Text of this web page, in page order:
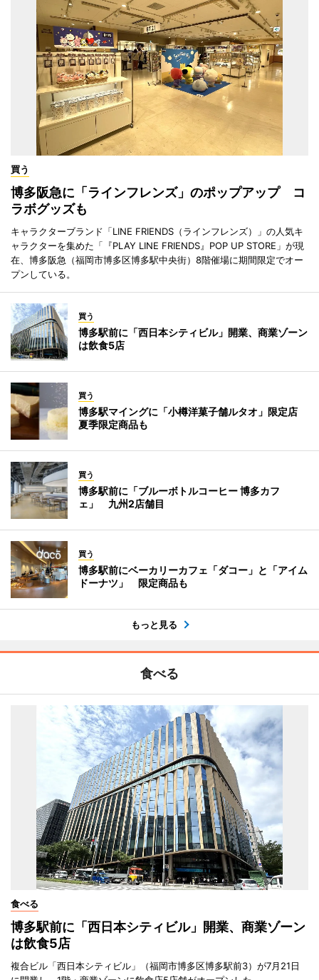
買う
博多阪急に「ラインフレンズ」のポップアップ コ
ラボグッズも
キャラクターブランド「LINE FRIENDS（ラインフレンズ）」の人気キ
ャラクターを集めた「『PLAY LINE FRIENDS』POP UP STORE」が現
在、博多阪急（福岡市博多区博多駅中央街）8階催場に期間限定でオー
プンしている。
買う
博多駅前に「西日本シティビル」開業、商業ゾーン
は飲食5店
買う
博多駅マイングに「小樽洋菓子舗ルタオ」限定店
夏季限定商品も
買う
博多駅前に「ブルーボトルコーヒー 博多カフ
ェ」 九州2店舗目
買う
博多駅前にベーカリーカフェ「ダコー」と「アイム
ドーナツ」 限定商品も
もっと見る
食べる
食べる
博多駅前に「西日本シティビル」開業、商業ゾーン
は飲食5店
複合ビル「西日本シティビル」（福岡市博多区博多駅前3）が7月21日